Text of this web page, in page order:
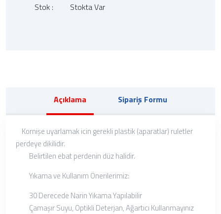
Stok :
Stokta Var
Açıklama Sipariş Formu
Kornişe uyarlamak icin gerekli plastik (aparatlar) ruletler
perdeye dikilidir.
Belirtilen ebat perdenin düz halidir.
Yıkama ve Kullanım Önerilerimiz:
30 Derecede Narin Yıkama Yapılabilir
Çamaşır Suyu, Optikli Deterjan, Ağartıcı Kullanmayınız